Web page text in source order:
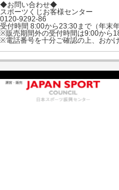
◆お問い合わせ◆
スポーツくじお客様センター
0120-9292-86
受付時間 8:00から23:30まで（年末年
※販売期間外の受付時間は9:00から
※電話番号を十分ご確認の上、おか